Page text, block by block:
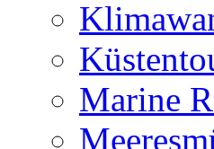
Marine